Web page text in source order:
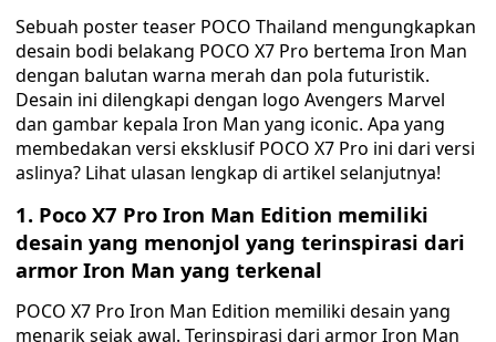
Sebuah poster teaser POCO Thailand mengungkapkan
desain bodi belakang POCO X7 Pro bertema Iron Man
dengan balutan warna merah dan pola futuristik.
Desain ini dilengkapi dengan logo Avengers Marvel
dan gambar kepala Iron Man yang iconic. Apa yang
membedakan versi eksklusif POCO X7 Pro ini dari versi
aslinya? Lihat ulasan lengkap di artikel selanjutnya!
1. Poco X7 Pro Iron Man Edition memiliki
desain yang menonjol yang terinspirasi dari
armor Iron Man yang terkenal
POCO X7 Pro Iron Man Edition memiliki desain yang
menarik sejak awal. Terinspirasi dari armor Iron Man